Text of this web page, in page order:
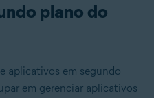
plano do
aplicativos em segundo
em gerenciar aplicativos